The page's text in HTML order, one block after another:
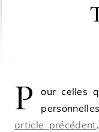
P
our celles
article précédent